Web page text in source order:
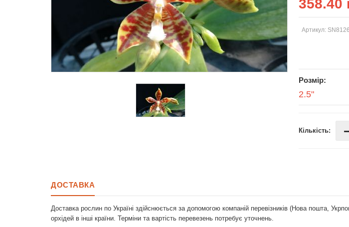
358.40
Артикул: SN8126
Розмір:
2.5"
Кількість:
ДОСТАВКА
Доставка рослин по Україні здійснюється за допомогою компаній перевізників (Нова пошта,
орхідей в інші країни. Терміни та вартість перевезень потребує уточнень.